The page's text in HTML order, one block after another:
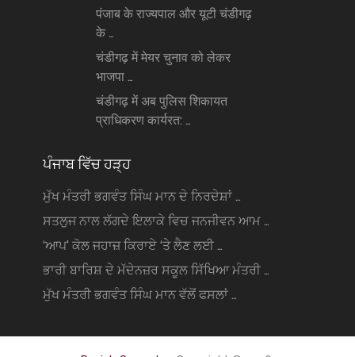
पंजाब के राज्यपाल और यूटी चंडीगढ़
के …
चंडीगढ़ में मेयर चुनाव को लेकर
भाजपा …
चंडीगढ़ में अब पुलिस शिकायत
प्राधिकरण कार्यरत: …
ਪੰਜਾਬ ਵਿੱਚ ਹੜ੍ਹ
ਮੁੱਖ ਮੰਤਰੀ ਭਗਵੰਤ ਸਿੰਘ ਮਾਨ ਦੇ ਨਿਰਦੇਸ਼ਾਂ …
ਸਤਲੁਜ ਨਾਲ ਲੱਗਦੇ ਇਲਾਕੇ ਵਿਚ ਜਨਜੀਵਨ ਆਮ …
‘ਆਪ’ ਕੋਲ ਜਹਾਜ਼ ਕਿਰਾਏ ‘ਤੇ ਲੈਣ ਲਈ …
ਭਾਰੀ ਬਾਰਿਸ਼ ਦੇ ਮੱਦੇਨਜ਼ਰ ਸਕੂਲ ਸਿੱਖਿਆ ਮੰਤਰੀ …
ਮੁੱਖ ਮੰਤਰੀ ਭਗਵੰਤ ਸਿੰਘ ਮਾਨ ਵੱਲੋਂ ਫਸਲਾਂ …